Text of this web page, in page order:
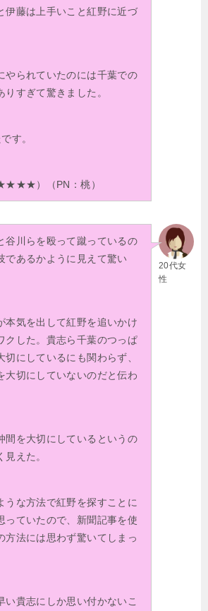
伊藤は上手いこと紅野に近づ
やられていたのには千葉での
すぎて驚きました。
す。
）（PN：桃）
20代女
性
谷川らを殴って蹴っているの
であるかように見えて驚い
本気を出して紅野を追いかけ
クした。貴志ら千葉のつっぱ
切にしているにも関わらず、
大切にしていないのだと伝わ
間を大切にしているというの
えた。
うな方法で紅野を探すことに
っていたので、新聞記事を使
方法には思わず驚いてしまっ
い貴志にしか思い付かないこ